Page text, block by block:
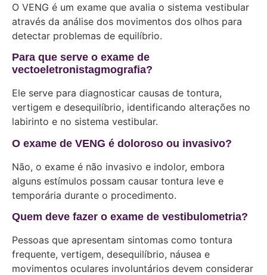
O VENG é um exame que avalia o sistema vestibular
através da análise dos movimentos dos olhos para
detectar problemas de equilíbrio.
Para que serve o exame de
vectoeletronistagmografia?
Ele serve para diagnosticar causas de tontura,
vertigem e desequilíbrio, identificando alterações no
labirinto e no sistema vestibular.
O exame de VENG é doloroso ou invasivo?
Não, o exame é não invasivo e indolor, embora
alguns estímulos possam causar tontura leve e
temporária durante o procedimento.
Quem deve fazer o exame de vestibulometria?
Pessoas que apresentam sintomas como tontura
frequente, vertigem, desequilíbrio, náusea e
movimentos oculares involuntários devem considerar